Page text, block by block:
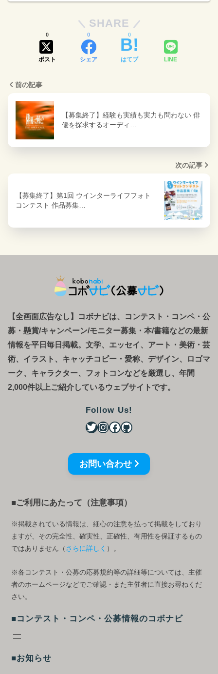
SHARE
ポスト
0
シェア
0
はてブ
0
LINE
前の記事
【募集終了】経験も実績も実力も問わない 俳
優を探求するオーディ…
次の記事
【募集終了】第1回 ウインターライフフォト
コンテスト 作品募集…
【全画面広告なし】コボナビは、コンテスト・コンペ・ 公
募 ・ 懸賞/キャンペーン/モニター募集・本/書籍などの最新
情報を平日毎日掲載。文学、エッセイ、アート・美術・芸
術、イラスト、キャッチコピー・愛称、デザイン、ロゴマ
ーク、キャラクター、フォトコンなどを厳選し、年間
2,000件以上ご紹介しているウェブサイトです。
Follow Us!
お問い合わせ
■ご利用にあたって（注意事項）
※掲載されている情報は、細心の注意を払って掲載をしており
ますが、その完全性、確実性、正確性、有用性を保証するもの
ではありません（ さらに詳しく ）。
※各コンテスト・公募の応募規約等の詳細等については、主催
者のホームページなどでご確認・また主催者に直接お尋ねくだ
さい。
■コンテスト・コンペ・公募情報のコボナビ
■お知らせ